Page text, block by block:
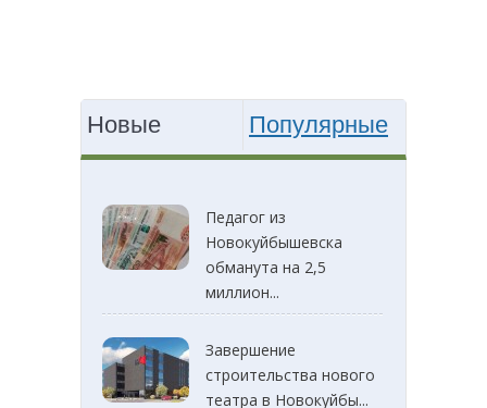
Новые Популярные
Педагог из
Новокуйбышевска
обманута на 2,5
миллион...
Завершение
строительства нового
театра в Новокуйбы...